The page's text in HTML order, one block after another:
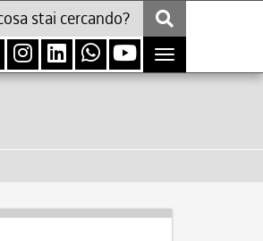
Toggle
navigation